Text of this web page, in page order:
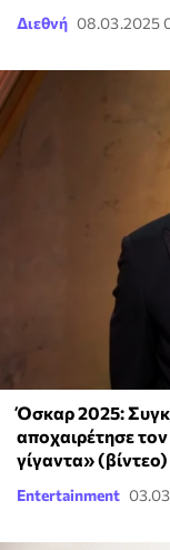
Διεθνή 08.03.2025
Όσκαρ 2025:
αποχαιρέτησε
γίγαντα» (βίντεο)
Entertainment